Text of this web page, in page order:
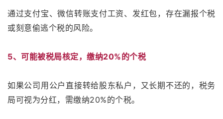
通过支付宝、微信转账支付工资、发红包，存在漏报个税
或刻意偷逃个税的风险。
5、可能被税局核定，缴纳20%的个税
如果公司用公户直接转给股东私户，又长期不还的，税务
局可视为分红，需缴纳20%的个税。